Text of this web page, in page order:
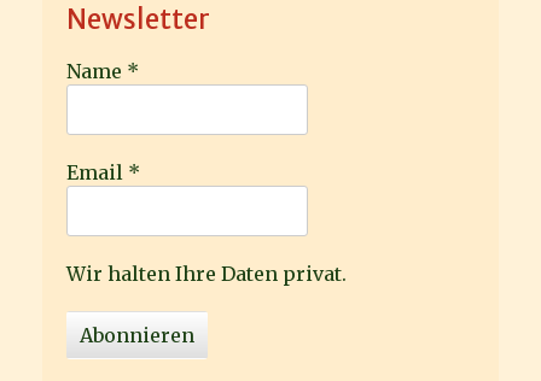
Newsletter
Name *
Email *
Wir halten Ihre Daten privat.